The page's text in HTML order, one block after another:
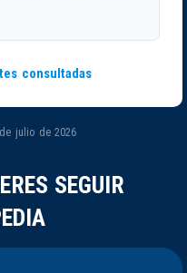
consultadas
julio de 2026
SEGUIR